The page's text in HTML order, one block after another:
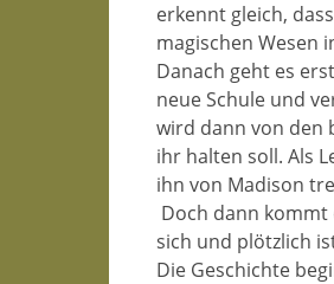
erkennt gleich,
magischen Wesen
Danach geht es
neue Schule und
wird dann von den
ihr halten soll. Als
ihn von Madison
Doch dann kommt
sich und plötzlich
Die Geschichte